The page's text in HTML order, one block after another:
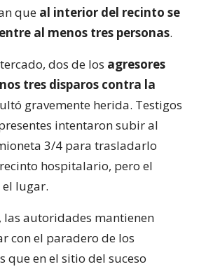
que al interior del recinto se
al menos tres personas.
dos de los agresores
tres disparos contra la
gravemente herida. Testigos
intentaron subir al
3/4 para trasladarlo
hospitalario, pero el
lugar.
las autoridades mantienen
con el paradero de los
que en el sitio del suceso